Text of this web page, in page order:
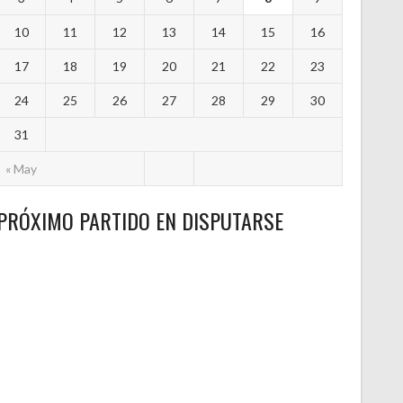
« May
10 11 12 13 14 15 16
17 18 19 20 21 22 23
24 25 26 27 28 29 30
31
PARTIDO EN DISPUTARSE